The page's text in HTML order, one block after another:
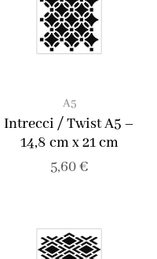
A5
Intrecci / Twist A5 –
14,8 cm x 21 cm
5,60€